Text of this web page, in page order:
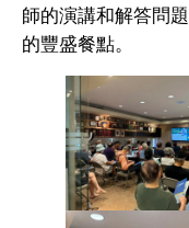
師的演講和解答問
的豐盛餐點。